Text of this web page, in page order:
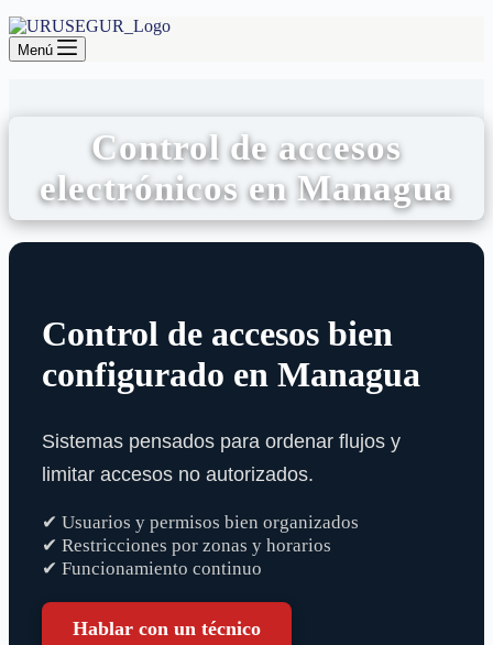
Menú
Control de accesos
electrónicos en Managua
Control de accesos bien
configurado en Managua
Sistemas pensados para ordenar flujos y
limitar accesos no autorizados.
✔ Usuarios y permisos bien organizados
✔ Restricciones por zonas y horarios
✔ Funcionamiento continuo
Hablar con un técnico